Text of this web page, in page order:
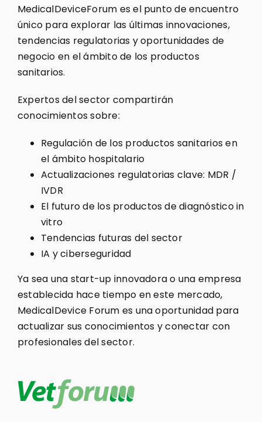
MedicalDeviceForum es el punto de encuentro
único para explorar las últimas innovaciones,
tendencias regulatorias y oportunidades de
negocio en el ámbito de los productos
sanitarios.
Expertos del sector compartirán
conocimientos sobre:
Regulación de los productos sanitarios en
el ámbito hospitalario
Actualizaciones regulatorias clave: MDR /
IVDR
El futuro de los productos de diagnóstico in
vitro
Tendencias futuras del sector
IA y ciberseguridad
Ya sea una start-up innovadora o una empresa
establecida hace tiempo en este mercado,
MedicalDevice Forum es una oportunidad para
actualizar sus conocimientos y conectar con
profesionales del sector.